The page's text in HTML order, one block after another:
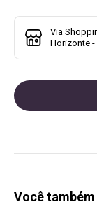
Via
Horizonte -
Você